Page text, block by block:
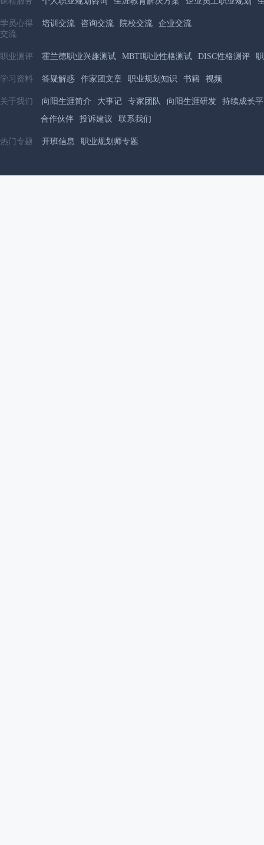
学员心得
交流
培训交流 咨询交流 院校交流 企业交流
职业测评 霍兰德职业兴趣测试 MBTI职业性格测试 DISC性格测评
学习资料 答疑解惑 作家团文章 职业规划知识 书籍 视频
关于我们 向阳生涯简介 大事记 专家团队 向阳生涯研发
持续成长
合作伙伴
投诉建议 联系我们
热门专题 开班信息 职业规划师专题